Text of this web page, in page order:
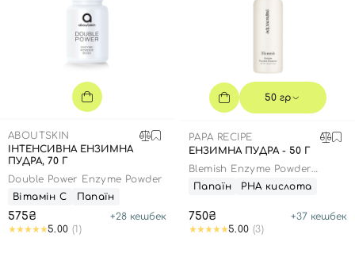
ABOUTSKIN
ІНТЕНСИВНА ЕНЗИМНА
ПУДРА, 70 Г
Double Power Enzyme Powder
Вітамін С
Папаїн
575₴ +28 кешбек
5.00 (1)
50 гр
PAPA RECIPE
ЕНЗИМНА ПУДРА - 50 Г
Blemish Enzyme Powder
Cleanser
Папаїн РНА кислота
750₴ +37 кешбек
5.00 (3)